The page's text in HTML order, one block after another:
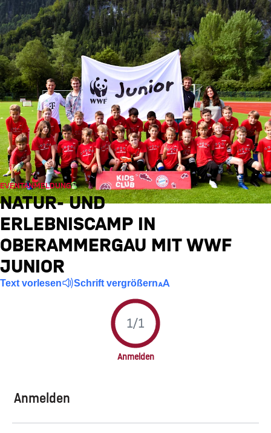
EVENTANMELDUNG
NATUR- UND
ERLEBNISCAMP IN
OBERAMMERGAU MIT WWF
JUNIOR
Text vorlesen Schrift vergrößern